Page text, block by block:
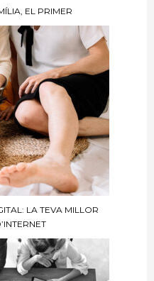
EL PRIMER
LA TEVA MILLOR